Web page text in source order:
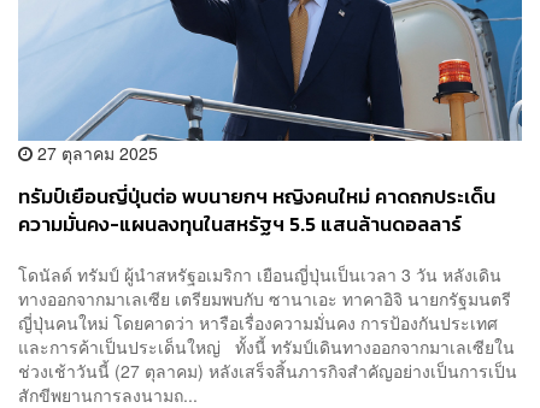
27 ตุลาคม 2025
ทรัมป์เยือนญี่ปุ่นต่อ พบนายกฯ หญิงคนใหม่ คาดถกประเด็น
ความมั่นคง-แผนลงทุนในสหรัฐฯ 5.5 แสนล้านดอลลาร์
โดนัลด์ ทรัมป์ ผู้นำสหรัฐอเมริกา เยือนญี่ปุ่นเป็นเวลา 3 วัน หลังเดิน
ทางออกจากมาเลเซีย เตรียมพบกับ ซานาเอะ ทาคาอิจิ นายกรัฐมนตรี
ญี่ปุ่นคนใหม่ โดยคาดว่า หารือเรื่องความมั่นคง การป้องกันประเทศ
และการค้าเป็นประเด็นใหญ่ ทั้งนี้ ทรัมป์เดินทางออกจากมาเลเซียใน
ช่วงเช้าวันนี้ (27 ตุลาคม) หลังเสร็จสิ้นภารกิจสำคัญอย่างเป็นการเป็น
สักขีพยานการลงนามถ...